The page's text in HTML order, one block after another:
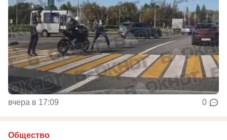
вчера в 17:09 0
Общество